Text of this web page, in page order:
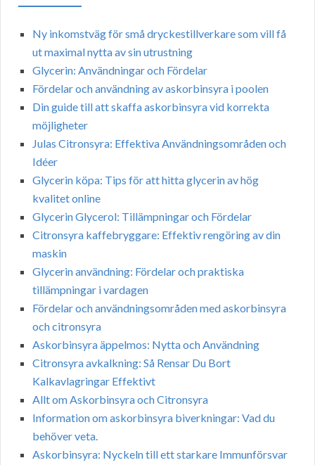
Ny inkomstväg för små dryckestillverkare som vill få
ut maximal nytta av sin utrustning
Glycerin: Användningar och Fördelar
Fördelar och användning av askorbinsyra i poolen
Din guide till att skaffa askorbinsyra vid korrekta
möjligheter
Julas Citronsyra: Effektiva Användningsområden och
Idéer
Glycerin köpa: Tips för att hitta glycerin av hög
kvalitet online
Glycerin Glycerol: Tillämpningar och Fördelar
Citronsyra kaffebryggare: Effektiv rengöring av din
maskin
Glycerin användning: Fördelar och praktiska
tillämpningar i vardagen
Fördelar och användningsområden med askorbinsyra
och citronsyra
Askorbinsyra äppelmos: Nytta och Användning
Citronsyra avkalkning: Så Rensar Du Bort
Kalkavlagringar Effektivt
Allt om Askorbinsyra och Citronsyra
Information om askorbinsyra biverkningar: Vad du
behöver veta.
Askorbinsyra: Nyckeln till ett starkare Immunförsvar